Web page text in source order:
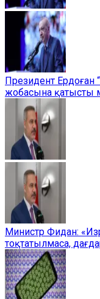
Президент Ердоған
жобасына қатысты
Министр Фидан:
тоқтатылмаса,